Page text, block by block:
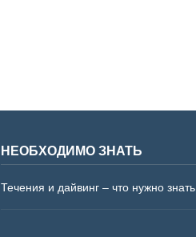
НЕОБХОДИМО ЗНАТЬ
Течения и дайвинг – что нужно знать